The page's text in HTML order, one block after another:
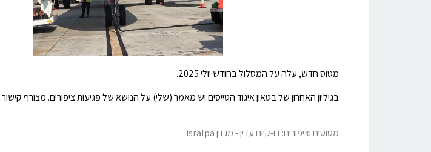
מטוס חדש, עלה על המסלול בחודש יולי 2025.
בגיליון האחרון של בטאון איגוד הטייסים יש מאמר (שלי) על הנושא של פגיעות ציפורים. מצורף קישור.
מטוסים וציפורים: דו-קיום עדין - מגזין isralpa